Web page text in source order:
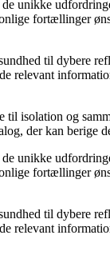
unikke
fortællinger
til dybere
relevant
til isolation og
der kan berige
unikke
fortællinger
til dybere
relevant